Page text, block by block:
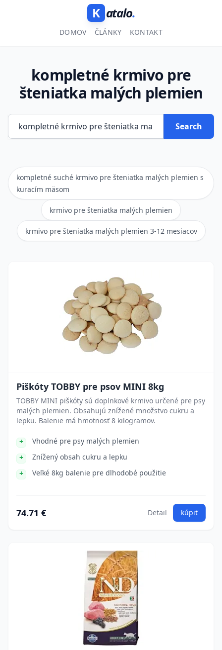
K atalo.
DOMOV ČLÁNKY KONTAKT
kompletné krmivo pre
šteniatka malých plemien
Search
kompletné suché krmivo pre šteniatka malých plemien s
kuracím mäsom
krmivo pre šteniatka malých plemien
krmivo pre šteniatka malých plemien 3-12 mesiacov
Piškóty TOBBY pre psov MINI 8kg
TOBBY MINI piškóty sú doplnkové krmivo určené pre psy
malých plemien. Obsahujú znížené množstvo cukru a
lepku. Balenie má hmotnosť 8 kilogramov.
Vhodné pre psy malých plemien
Znížený obsah cukru a lepku
Veľké 8kg balenie pre dlhodobé použitie
74.71 € Detail kúpiť